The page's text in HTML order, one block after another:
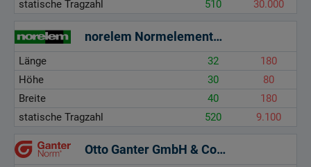
statische Tragzahl
510 30.000
norelem Normelemente GmbH & Co. KG
Länge 32
180
Höhe
30
80
Breite
40
180
statische Tragzahl
520 9.100
Otto Ganter GmbH & Co. KG